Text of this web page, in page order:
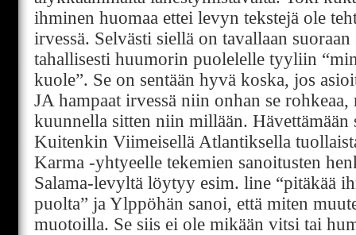
ihminen huomaa ettei levyn tekstejä ole
irvessä. Selvästi siellä on tavallaan
tahallisesti huumorin puolelelle tyyliin
kuole”. Se on sentään hyvä koska, jos
JA hampaat irvessä niin onhan se rohkeaa,
kuunnella sitten niin millään. Hävettämään
Kuitenkin Viimeisellä Atlantiksella
Karma -yhtyeelle tekemien sanoitusten
Salama-levyltä löytyy esim. line “pitäkää
puolta” ja Ylppöhän sanoi, että miten
muotoilla. Se siis ei ole mikään vitsi tai